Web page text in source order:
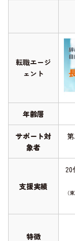
転職エージ
ェント
年齢層
サポート対
象者
支援実績
20
（
特徴